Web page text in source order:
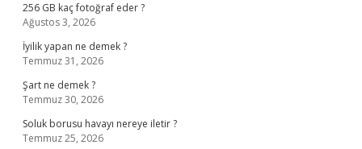
256 GB kaç fotoğraf eder ?
Ağustos 3, 2026
İyilik yapan ne demek ?
Temmuz 31, 2026
Şart ne demek ?
Temmuz 30, 2026
Soluk borusu havayı nereye iletir ?
Temmuz 25, 2026